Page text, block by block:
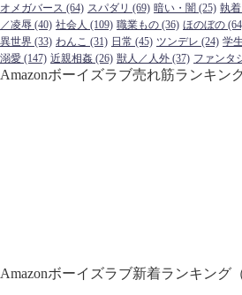
オメガバース (64) スパダリ (69) 暗い・闇 (25) 執着
／凌辱 (40) 社会人 (109) 職業もの (36) ほのぼの
異世界 (33) わんこ (31) 日常 (45) ツンデレ (24) 学
溺愛 (147) 近親相姦 (26) 獣人／人外 (37) ファンタ
Amazonボーイズラブ売れ筋ランキン
Amazonボーイズラブ新着ランキング（